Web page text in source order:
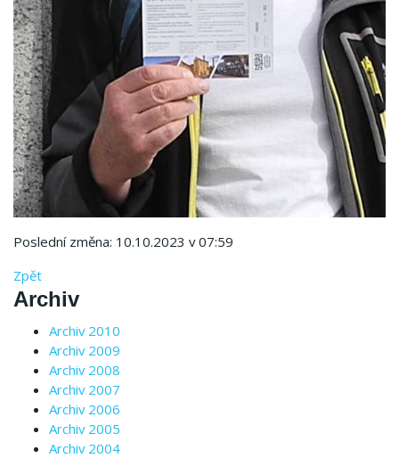
Poslední změna: 10.10.2023 v 07:59
Zpět
Archiv
Archiv 2010
Archiv 2009
Archiv 2008
Archiv 2007
Archiv 2006
Archiv 2005
Archiv 2004